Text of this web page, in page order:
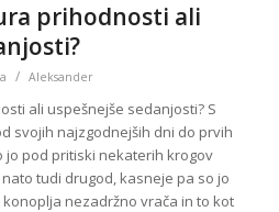
prihodnosti ali
/ Aleksander
ali uspešnejše sedanjosti? S
svojih najzgodnejših dni do prvih
jo pod pritiski nekaterih krogov
tudi drugod, kasneje pa so jo
nezadržno vrača in to kot